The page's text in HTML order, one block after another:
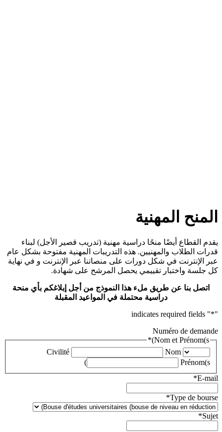
المنح المهنية
يقدم القطاع أيضًا منحًا دراسية مهنية (تدريب قصير الأجل) لبناء
قدرات الطلاب والمهنيين. هذه التدريبات المهنية مفتوحة بشكل عام
عبر الإنترنت في شكل دورات على منصاتنا عبر الإنترنت و في نهاية
كل جلسة واختبار تقييمي يحصل المرشح على شهادة.
اتصل بنا عن طريق ملء هذا النموذج من أجل إبلاغكم بأي منحة
دراسية محتملة في المواعيد المقبلة
"
*
" indicates required fields
Numéro de demande
Nom et Prénom(s)
*
Civilité
Nom
Prénom(s)
E-mail
*
Type de bourse
*
Sujet
*